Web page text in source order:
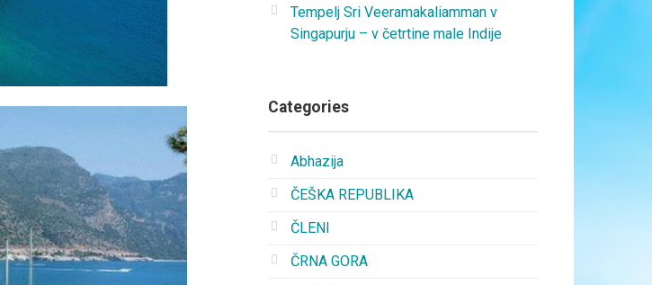
Tempelj Sri Veeramakaliamman v
Singapurju – v četrtine male Indije
Categories
Abhazija
ČEŠKA REPUBLIKA
ČLENI
ČRNA GORA